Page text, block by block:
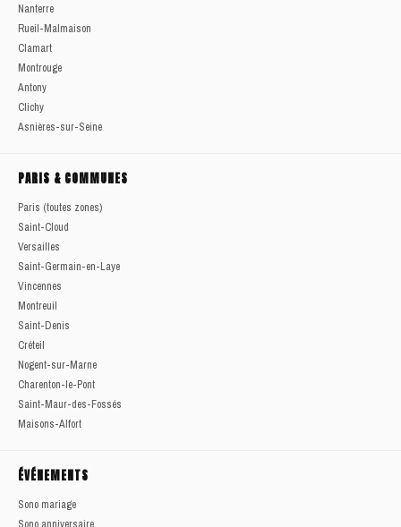
Nanterre
Rueil-Malmaison
Clamart
Montrouge
Antony
Clichy
Asnières-sur-Seine
PARIS & COMMUNES
Paris (toutes zones)
Saint-Cloud
Versailles
Saint-Germain-en-Laye
Vincennes
Montreuil
Saint-Denis
Créteil
Nogent-sur-Marne
Charenton-le-Pont
Saint-Maur-des-Fossés
Maisons-Alfort
ÉVÉNEMENTS
Sono mariage